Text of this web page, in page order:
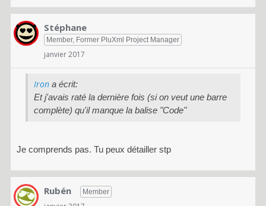
Stéphane
Member, Former PluXml Project Manager
janvier 2017
Iron a écrit:
Et j'avais raté la dernière fois (si on veut une barre
complète) qu'il manque la balise "Code"
Je comprends pas. Tu peux détailler stp
Rubén Member